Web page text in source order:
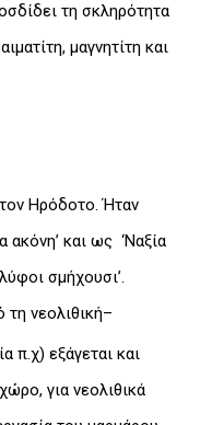
τη σκληρότητα
μαγνητίτη και
Ηρόδοτο. Ήταν
ακόνη’ και ως ‘Ναξία
σμήχουσι’.
τη νεολιθική–
π.χ) εξάγεται και
για νεολιθικά